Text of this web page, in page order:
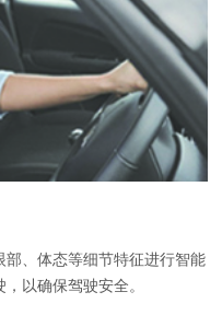
、体态等细节特征进行智能
以确保驾驶安全。